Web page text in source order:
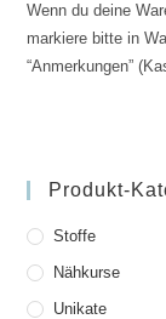
Wenn du deine
markiere bitte in
“Anmerkungen”
Produkt-
Stoffe
Nähkurse
Unikate